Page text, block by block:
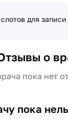
для записи
о
пока нет
пока